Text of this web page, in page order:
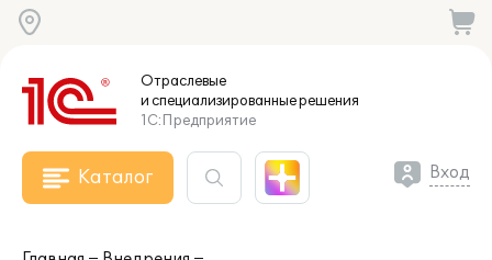
Отраслевые
и специализированныерешения
1С:Предприятие
Каталог Вход